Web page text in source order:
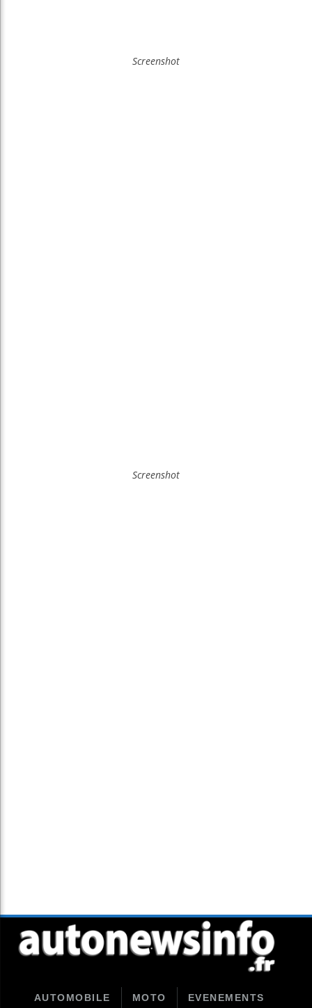
Screenshot
Screenshot
AUTOMOBILE MOTO EVENEMENTS